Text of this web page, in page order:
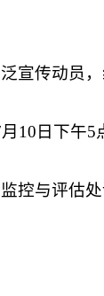
宣传动员
10日下午5
控与评估处